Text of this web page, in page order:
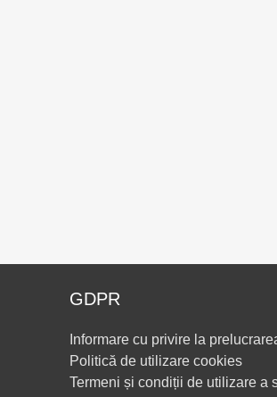
GDPR
Informare cu privire la
Politică de utilizare cookies
Termeni și condiții de utilizare a